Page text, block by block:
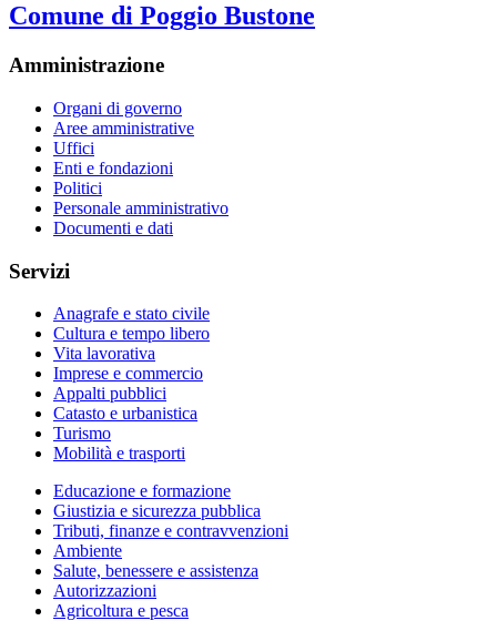
Comune di Poggio Bustone
Amministrazione
Organi di governo
Aree amministrative
Uffici
Enti e fondazioni
Politici
Personale amministrativo
Documenti e dati
Servizi
Anagrafe e stato civile
Cultura e tempo libero
Vita lavorativa
Imprese e commercio
Appalti pubblici
Catasto e urbanistica
Turismo
Mobilità e trasporti
Educazione e formazione
Giustizia e sicurezza pubblica
Tributi, finanze e contravvenzioni
Ambiente
Salute, benessere e assistenza
Autorizzazioni
Agricoltura e pesca